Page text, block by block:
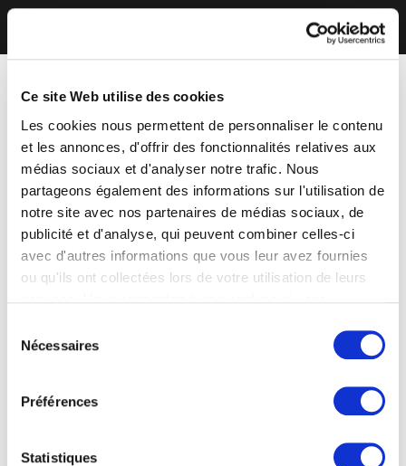
Ce site Web utilise des cookies
Les cookies nous permettent de personnaliser le contenu
et les annonces, d'offrir des fonctionnalités relatives aux
médias sociaux et d'analyser notre trafic. Nous
partageons également des informations sur l'utilisation de
notre site avec nos partenaires de médias sociaux, de
publicité et d'analyse, qui peuvent combiner celles-ci
avec d'autres informations que vous leur avez fournies
ou qu'ils ont collectées lors de votre utilisation de leurs
Nécessaires
Préférences
Statistiques